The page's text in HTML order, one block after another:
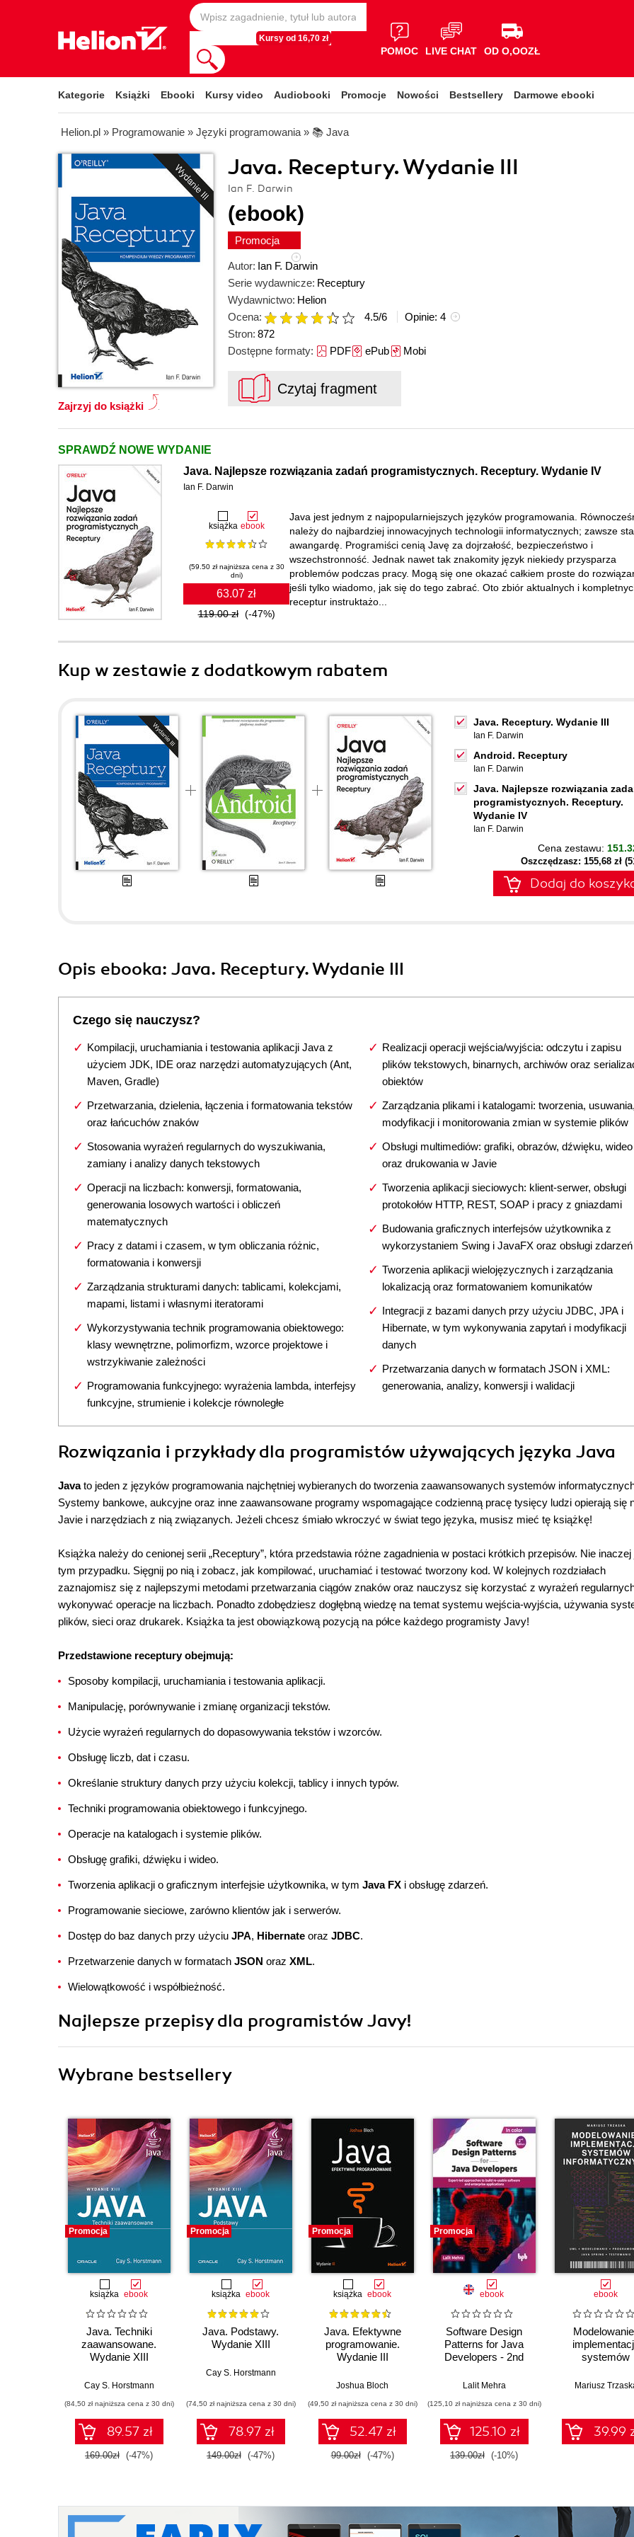
Kursy od 16,70 zł
POMOC LIVE CHAT OD O,OOZŁ
Kategorie Książki Ebooki Kursy video Audiobooki Promocje Nowości Bestsellery Darmowe ebooki
Helion.pl » Programowanie » Języki programowania » 📚 Java
Java. Receptury. Wydanie III
Ian F. Darwin
(ebook)
Promocja
Zajrzyj do książki
Autor: Ian F. Darwin
Serie wydawnicze: Receptury
Wydawnictwo: Helion
Ocena:
4.5/6 Opinie: 4
Stron: 872
Dostępne formaty: PDFePubMobi
Czytaj fragment
SPRAWDŹ NOWE WYDANIE
Java. Najlepsze rozwiązania zadań programistycznych. Receptury. Wydanie IV
Ian F. Darwin
książka ebook
(59.50 zł najniższa cena z 30
dni)
63.07 zł
119.00 zł (-47%)
Java jest jednym z najpopularniejszych języków programowania.
należy do najbardziej innowacyjnych technologii informatycznych; zawsze
awangardę. Programiści cenią Javę za dojrzałość, bezpieczeństwo i
wszechstronność. Jednak nawet tak znakomity język niekiedy przysparza
problemów podczas pracy. Mogą się one okazać całkiem proste do
jeśli tylko wiadomo, jak się do tego zabrać. Oto zbiór aktualnych i
receptur instruktażo...
Kup w zestawie z dodatkowym rabatem
Java. Receptury. Wydanie III
Ian F. Darwin
Android. Receptury
Ian F. Darwin
Java. Najlepsze rozwiązania
programistycznych. Receptury.
Wydanie IV
Ian F. Darwin
Cena zestawu:
Oszczędzasz: 155,68 zł
Dodaj do
Opis ebooka: Java. Receptury. Wydanie III
Czego się nauczysz?
Kompilacji, uruchamiania i testowania aplikacji Java z
użyciem JDK, IDE oraz narzędzi automatyzujących (Ant,
Maven, Gradle)
Przetwarzania, dzielenia, łączenia i formatowania tekstów
oraz łańcuchów znaków
Stosowania wyrażeń regularnych do wyszukiwania,
zamiany i analizy danych tekstowych
Operacji na liczbach: konwersji, formatowania,
generowania losowych wartości i obliczeń
matematycznych
Pracy z datami i czasem, w tym obliczania różnic,
formatowania i konwersji
Zarządzania strukturami danych: tablicami, kolekcjami,
mapami, listami i własnymi iteratorami
Wykorzystywania technik programowania obiektowego:
klasy wewnętrzne, polimorfizm, wzorce projektowe i
wstrzykiwanie zależności
Programowania funkcyjnego: wyrażenia lambda, interfejsy
funkcyjne, strumienie i kolekcje równoległe
Realizacji operacji wejścia/wyjścia: odczytu i zapisu
plików tekstowych, binarnych, archiwów oraz
obiektów
Zarządzania plikami i katalogami: tworzenia,
modyfikacji i monitorowania zmian w systemie plików
Obsługi multimediów: grafiki, obrazów, dźwięku, wideo
oraz drukowania w Javie
Tworzenia aplikacji sieciowych: klient-serwer, obsługi
protokołów HTTP, REST, SOAP i pracy z gniazdami
Budowania graficznych interfejsów użytkownika z
wykorzystaniem Swing i JavaFX oraz obsługi zdarzeń
Tworzenia aplikacji wielojęzycznych i zarządzania
lokalizacją oraz formatowaniem komunikatów
Integracji z bazami danych przy użyciu JDBC, JPA i
Hibernate, w tym wykonywania zapytań i modyfikacji
danych
Przetwarzania danych w formatach JSON i XML:
generowania, analizy, konwersji i walidacji
Rozwiązania i przykłady dla programistów używających języka Java
Javato jeden z języków programowania najchętniej wybieranych do tworzenia zaawansowanych systemów
Systemy bankowe, aukcyjne oraz inne zaawansowane programy wspomagające codzienną pracę tysięcy ludzi opierają się
Javie i narzędziach z nią związanych. Jeżeli chcesz śmiało wkroczyć w świat tego języka, musisz mieć tę książkę!
Książka należy do cenionej serii „Receptury”, która przedstawia różne zagadnienia w postaci krótkich przepisów. Nie inaczej
tym przypadku. Sięgnij po nią i zobacz, jak kompilować, uruchamiać i testować tworzony kod. W kolejnych rozdziałach
zaznajomisz się z najlepszymi metodami przetwarzania ciągów znaków oraz nauczysz się korzystać z wyrażeń
wykonywać operacje na liczbach. Ponadto zdobędziesz dogłębną wiedzę na temat systemu wejścia-wyjścia, używania
plików, sieci oraz drukarek. Książka ta jest obowiązkową pozycją na półce każdego programisty Javy!
Przedstawione receptury obejmują:
Sposoby kompilacji, uruchamiania i testowania aplikacji.
Manipulację, porównywanie i zmianę organizacji tekstów.
Użycie wyrażeń regularnych do dopasowywania tekstów i wzorców.
Obsługę liczb, dat i czasu.
Określanie struktury danych przy użyciu kolekcji, tablicy i innych typów.
Techniki programowania obiektowego i funkcyjnego.
Operacje na katalogach i systemie plików.
Obsługę grafiki, dźwięku i wideo.
Tworzenia aplikacji o graficznym interfejsie użytkownika, w tym Java FX i obsługę zdarzeń.
Programowanie sieciowe, zarówno klientów jak i serwerów.
Dostęp do baz danych przy użyciu JPA, Hibernate oraz JDBC.
Przetwarzenie danych w formatach JSON oraz XML.
Wielowątkowość i współbieżność.
Najlepsze przepisy dla programistów Javy!
Wybrane bestsellery
Promocja
książka ebook
Java. Techniki
zaawansowane.
Wydanie XIII
Cay S. Horstmann
(84,50 zł najniższa cena z 30 dni)
89.57 zł
169.00zł (-47%)
Promocja
książka ebook
Java. Podstawy.
Wydanie XIII
Cay S. Horstmann
(74,50 zł najniższa cena z 30 dni)
78.97 zł
149.00zł (-47%)
Promocja
książka ebook
Java. Efektywne
programowanie.
Wydanie III
Joshua Bloch
(49,50 zł najniższa cena z 30 dni)
52.47 zł
99.00zł (-47%)
Promocja
ebook
Software Design
Patterns for Java
Developers - 2nd
Lalit Mehra
(125,10 zł najniższa cena z 30 dni)
125.10 zł
139.00zł (-10%)
ebook
systemów
Mariusz
39.99